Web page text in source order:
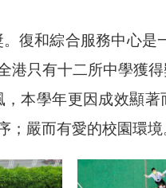
復和綜合服務中心是
港只有十二所中學獲
本學年更因成效顯著
嚴而有愛的校園環境